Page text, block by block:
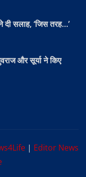
दी सलाह, ‘जिस तरह…’
और सूर्या ने किए
| Editor News